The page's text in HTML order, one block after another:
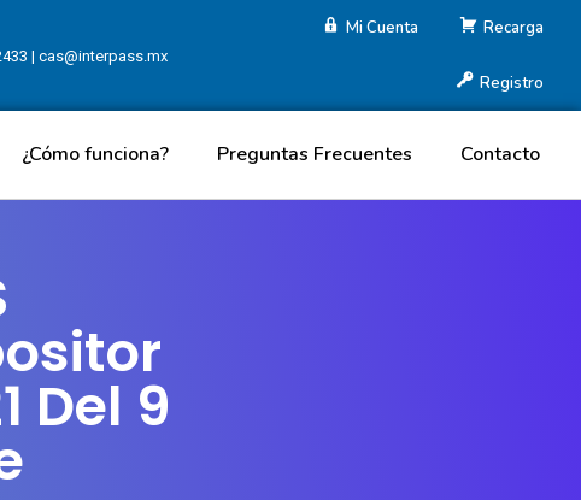
| cas@interpass.mx
Mi Cuenta Recarga
Registro
¿Cómo funciona? Preguntas Frecuentes Contacto
Del 9